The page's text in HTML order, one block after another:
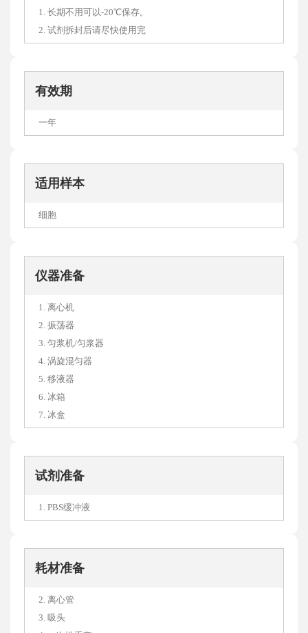
1. 长期不用可以-20℃保存。
2. 试剂拆封后请尽快使用完
有效期
一年
适用样本
细胞
仪器准备
1. 离心机
2. 振荡器
3. 匀浆机/匀浆器
4. 涡旋混匀器
5. 移液器
6. 冰箱
7. 冰盒
试剂准备
1. PBS缓冲液
耗材准备
2. 离心管
3. 吸头